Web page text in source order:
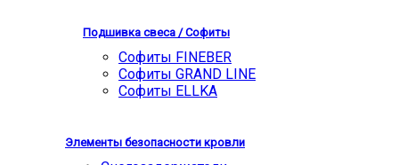
Подшивка свеса / Софиты
Софиты FINEBER
Софиты GRAND LINE
Софиты ELLKA
Элементы безопасности кровли